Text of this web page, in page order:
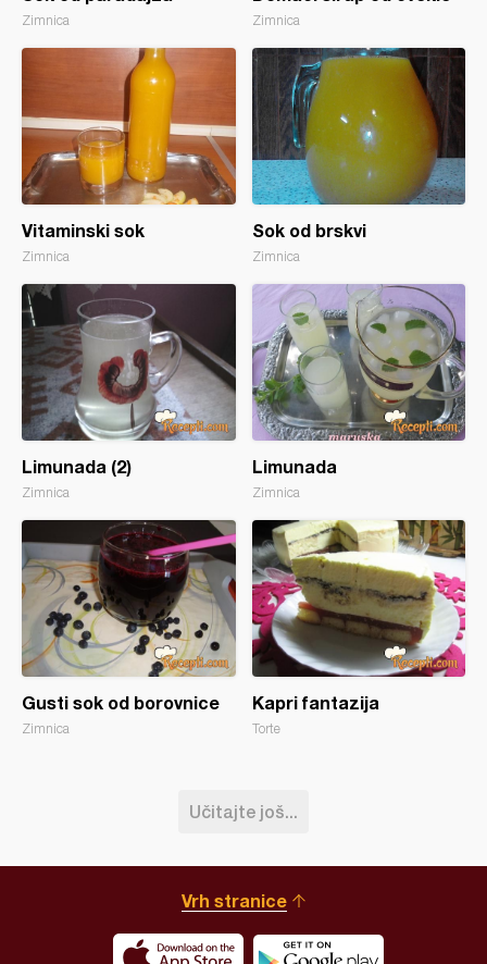
Zimnica Zimnica
Vitaminski sok
Zimnica
Sok od brskvi
Zimnica
Limunada (2)
Zimnica
Limunada
Zimnica
Gusti sok od borovnice
Zimnica
Kapri fantazija
Torte
Učitajte još...
Vrh stranice